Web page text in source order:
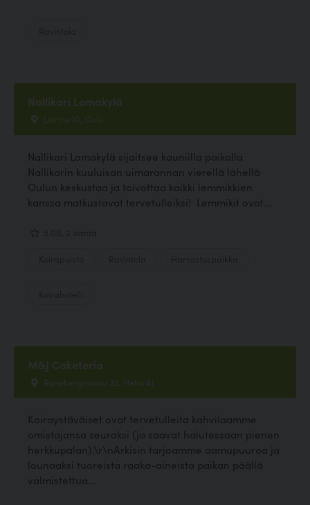
Nallikari Lomakylä
Leiritie 10, Oulu
Nallikari Lomakylä sijaitsee kauniilla paikalla
Nallikarin kuuluisan uimarannan vierellä lähellä
Oulun keskustaa ja toivottaa kaikki lemmikkien
kanssa matkustavat tervetulleiksi! Lemmikit ovat...
M&J Caketeria
Runeberginkatu 32, Helsinki
Koiraystäväiset ovat tervetulleita kahvilaamme
omistajansa seuraksi (ja saavat halutessaan pienen
herkkupalan).\r\nArkisin tarjoamme aamupuuroa ja
lounaaksi tuoreista raaka-aineista paikan päällä
valmistettua...